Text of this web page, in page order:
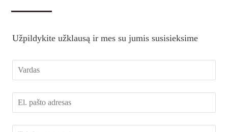
Užpildykite užklausą ir mes su jumis susisieksime